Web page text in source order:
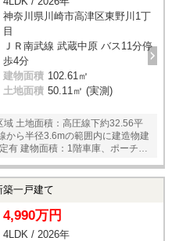
神奈川県川崎市高津区東野川1丁
目
ＪＲ南武線 武蔵中原 バス11分停
歩4分
建物面積 102.61㎡
土地面積 50.11㎡ (実測)
土地面積：高圧線下約32.56平
から半径3.6mの範囲内に建造物建
有 建物面積：1階車庫、ポーチ面
築一戸建て
4,990万円
4LDK / 2026年